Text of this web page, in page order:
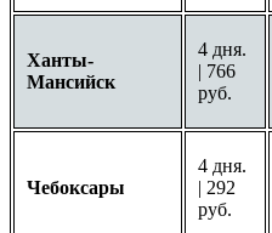
Ханты-
Мансийск
4 дня.
| 766
руб.
Чебоксары
4 дня.
| 292
руб.